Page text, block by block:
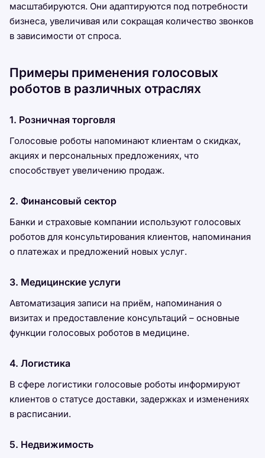
масштабируются. Они адаптируются под потребности
бизнеса, увеличивая или сокращая количество звонков
в зависимости от спроса.
Примеры применения голосовых
роботов в различных отраслях
1. Розничная торговля
Голосовые роботы напоминают клиентам о скидках,
акциях и персональных предложениях, что
способствует увеличению продаж.
2. Финансовый сектор
Банки и страховые компании используют голосовых
роботов для консультирования клиентов, напоминания
о платежах и предложений новых услуг.
3. Медицинские услуги
Автоматизация записи на приём, напоминания о
визитах и предоставление консультаций – основные
функции голосовых роботов в медицине.
4. Логистика
В сфере логистики голосовые роботы информируют
клиентов о статусе доставки, задержках и изменениях
в расписании.
5. Недвижимость